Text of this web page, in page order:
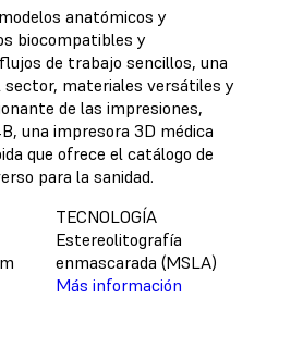
anatómicos y
biocompatibles y
de trabajo sencillos, una
sector, materiales versátiles y
de las impresiones,
una impresora 3D médica
que ofrece el catálogo de
para la sanidad.
TECNOLOGÍA
Estereolitografía
enmascarada (MSLA)
Más información